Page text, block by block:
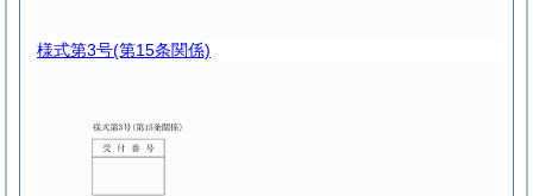
様式第3号(第15条関係)